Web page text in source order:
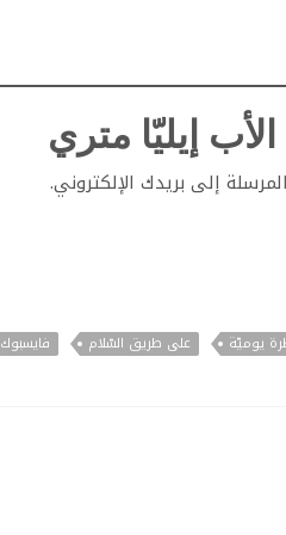
إيليّا متري
إلى بريدك الإلكتروني.
يوميّة على طريق السّلام فايسبوك